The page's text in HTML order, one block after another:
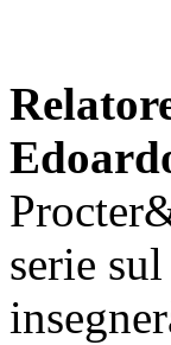
serie